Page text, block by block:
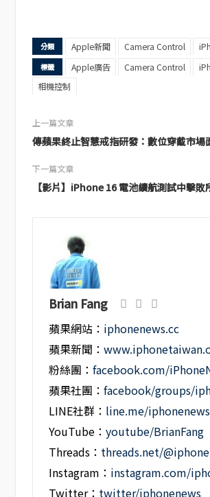
分類 Apple新聞 Camera Control
標籤 Apple廣告 Camera Control
相機控制
上一篇文章
傳蘋果終止智慧戒指研發：數位穿戴市場
下一篇文章
【影片】iPhone 16 電池續航測試中擊敗
Brian Fang
蘋果網站： iphonenews.cc
蘋果新聞：
粉絲團：facebook.com/
蘋果社團：facebook/groups/
LINE社群： line.me/iphonenews
YouTube：youtube/BrianFang
Threads： threads.net/
Instagram： instagram.com/
Twitter： twitter/iphonenews